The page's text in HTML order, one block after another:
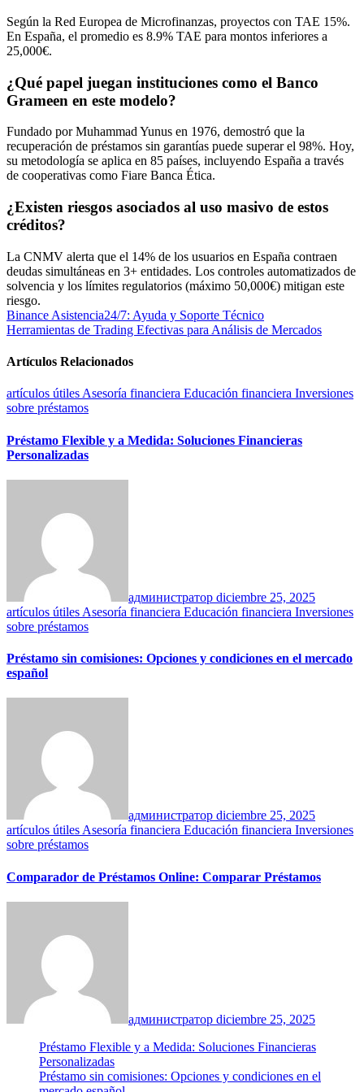
Según la Red Europea de Microfinanzas, proyectos con TAE 15%.
En España, el promedio es 8.9% TAE para montos inferiores a
25,000€.
¿Qué papel juegan instituciones como el Banco
Grameen en este modelo?
Fundado por Muhammad Yunus en 1976, demostró que la
recuperación de préstamos sin garantías puede superar el 98%. Hoy,
su metodología se aplica en 85 países, incluyendo España a través
de cooperativas como Fiare Banca Ética.
¿Existen riesgos asociados al uso masivo de estos
créditos?
La CNMV alerta que el 14% de los usuarios en España contraen
deudas simultáneas en 3+ entidades. Los controles automatizados de
solvencia y los límites regulatorios (máximo 50,000€) mitigan este
riesgo.
Navegación
de
entradas
Binance Asistencia24/7: Ayuda y Soporte Técnico
Herramientas de Trading Efectivas para Análisis de Mercados
Artículos Relacionados
artículos útiles Asesoría financiera Educación financiera Inversiones
sobre préstamos
Préstamo Flexible y a Medida: Soluciones Financieras
Personalizadas
администратор diciembre 25, 2025
artículos útiles Asesoría financiera Educación financiera Inversiones
sobre préstamos
Préstamo sin comisiones: Opciones y condiciones en el mercado
español
администратор diciembre 25, 2025
artículos útiles Asesoría financiera Educación financiera Inversiones
sobre préstamos
Comparador de Préstamos Online: Comparar Préstamos
администратор diciembre 25, 2025
Préstamo Flexible y a Medida: Soluciones Financieras
Personalizadas
Préstamo sin comisiones: Opciones y condiciones en el